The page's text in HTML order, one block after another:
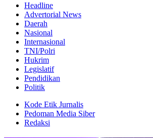
Headline
Advertorial News
Daerah
Nasional
Internasional
TNI/Polri
Hukrim
Legislatif
Pendidikan
Politik
Kode Etik Jurnalis
Pedoman Media Siber
Redaksi